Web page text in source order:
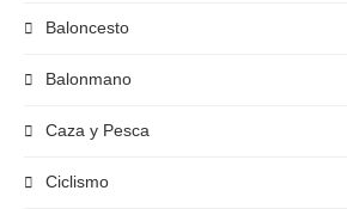
Baloncesto
Balonmano
Caza y Pesca
Ciclismo